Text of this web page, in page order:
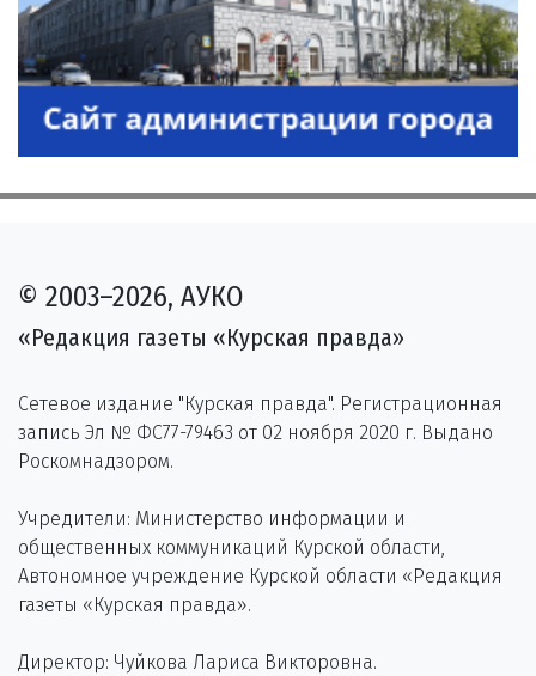
© 2003–2026, АУКО
«Редакция газеты «Курская правда»
Сетевое издание "Курская правда". Регистрационная
запись Эл № ФС77-79463 от 02 ноября 2020 г. Выдано
Роскомнадзором.
Учредители: Министерство информации и
общественных коммуникаций Курской области,
Автономное учреждение Курской области «Редакция
газеты «Курская правда».
Директор: Чуйкова Лариса Викторовна.